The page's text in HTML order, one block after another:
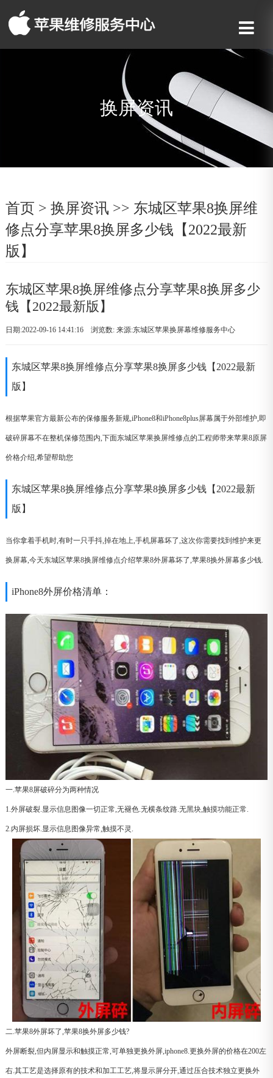
换屏资讯
首页 > 换屏资讯 >> 东城区苹果8换屏维
修点分享苹果8换屏多少钱【2022最新
版】
东城区苹果8换屏维修点分享苹果8换屏多少
钱【2022最新版】
日期:2022-09-16 14:41:16 浏览数:来源:东城区苹果换屏幕维修服务中心
东城区苹果8换屏维修点分享苹果8换屏多少钱【2022最新
版】
根据苹果官方最新公布的保修服务新规,iPhone8和iPhone8plus屏幕属于外部维护,即
破碎屏幕不在整机保修范围内,下面东城区苹果换屏维修点的工程师带来苹果8原屏
价格介绍,希望帮助您
东城区苹果8换屏维修点分享苹果8换屏多少钱【2022最新
版】
当你拿着手机时,有时一只手抖,掉在地上,手机屏幕坏了,这次你需要找到维护来更
换屏幕,今天东城区苹果8换屏维修点介绍苹果8外屏幕坏了,苹果8换外屏幕多少钱.
iPhone8外屏价格清单：
一.苹果8屏破碎分为两种情况
1.外屏破裂.显示信息图像一切正常,无褪色.无横条纹路.无黑块,触摸功能正常.
2.内屏损坏.显示信息图像异常,触摸不灵.
二.苹果8外屏坏了,苹果8换外屏多少钱?
外屏断裂,但内屏显示和触摸正常,可单独更换外屏,iphone8.更换外屏的价格在200左
右.其工艺是选择原有的技术和加工工艺,将显示屏分开,通过压合技术独立更换外